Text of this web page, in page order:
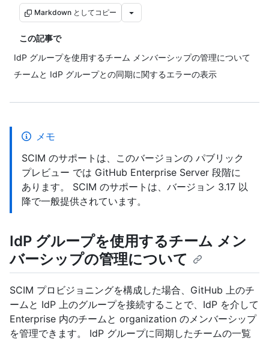
Markdown としてコピー
この記事で
IdP グループを使用するチーム メンバーシップの管理について
チームと IdP グループとの同期に関するエラーの表示
メモ
SCIM のサポートは、このバージョンの パブリック
プレビュー では GitHub Enterprise Server 段階に
あります。 SCIM のサポートは、バージョン 3.17 以
降で一般提供されています。
IdP グループを使用するチーム メン
バーシップの管理について
SCIM プロビジョニングを構成した場合、GitHub 上のチ
ームと IdP 上のグループを接続することで、IdP を介して
Enterprise 内のチームと organization のメンバーシップ
を管理できます。 IdP グループに同期したチームの一覧